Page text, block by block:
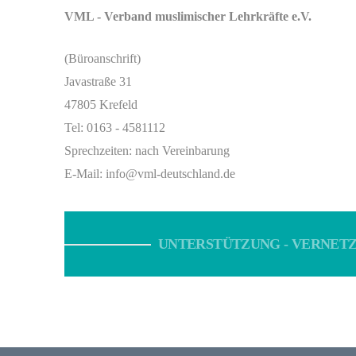
VML - Verband muslimischer Lehrkräfte e.V.
(Büroanschrift)
Javastraße 31
47805 Krefeld
Tel: 0163 - 4581112
Sprechzeiten: nach Vereinbarung
E-Mail: info@vml-deutschland.de
UNTERSTÜTZUNG -